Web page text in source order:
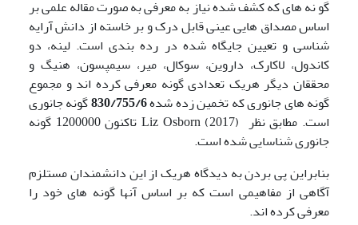
گو نه های که کشف شده نیاز به معرفی به صورت مقاله علمی بر
اساس مصداق هایی عینی قابل درک و بر خاسته از دانش آرایه
شناسی و تعیین جایگاه شده در رده بندی است. لینه، دو
کاندول، لاکارک، داروین، سوکال، میر، سیمپسون، هنیگ و
محققان دیگر هریک تعدادی گونه معرفی کرده اند و مجموع
گونه های جانوری که تخمین زده شده830/755/6گونه جانوری
است. مطابق نظر Liz Osborn (2017) تاکنون 1200000 گونه
جانوری شناسایی شده است.
بنابراین پی بردن به دیدگاه هریک از این دانشمندان مستلزم
آگاهی از مفاهیمی است که بر اساس آنها گونه های خود را
معرفی کرده اند.